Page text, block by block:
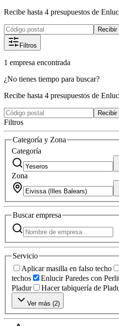
Recibe hasta 4 presupuestos de
Filtros
1 empresa encontrada
¿No tienes tiempo para buscar?
Recibe hasta 4 presupuestos de
Filtros
Categoría y Zona
Categoría
Zona
Buscarempresa
Servicio
Aplicar masilla en falso techo
techos
Enlucir Paredes con
Pladur
Hacer tabiquería de
Ver más (2)